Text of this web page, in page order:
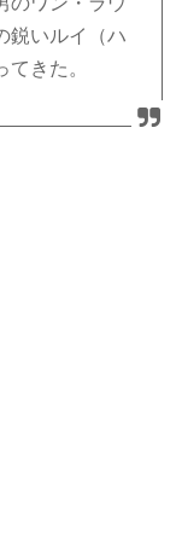
鋭いルイ（ハ
きた。